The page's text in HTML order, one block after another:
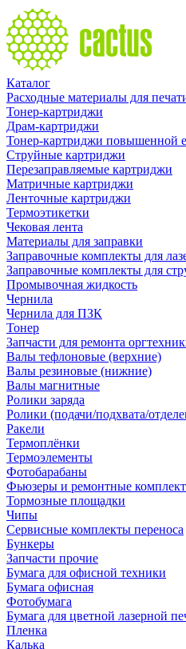
Каталог
Расходные материалы для
Тонер-картриджи
Драм-картриджи
Тонер-картриджи повышенной
Струйные картриджи
Перезаправляемые картриджи
Матричные картриджи
Ленточные картриджи
Термоэтикетки
Чековая лента
Материалы для заправки
Заправочные комплекты для
Заправочные комплекты для
Промывочная жидкость
Чернила
Чернила для ПЗК
Тонер
Запчасти для ремонта
Валы тефлоновые (верхние)
Валы резиновые (нижние)
Валы магнитные
Ролики заряда
Ролики (подачи/подхвата/
Ракели
Термоплёнки
Термоэлементы
Фотобарабаны
Фьюзеры и ремонтные
Тормозные площадки
Чипы
Сервисные комплекты переноса
Бункеры
Запчасти прочие
Бумага для офисной техники
Бумага офисная
Фотобумага
Бумага для цветной лазерной
Пленка
Калька